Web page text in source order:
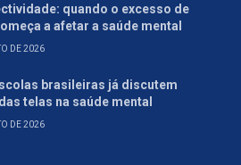
quando o excesso de
a afetar a saúde mental
DE 2026
brasileiras já discutem
telas na saúde mental
DE 2026